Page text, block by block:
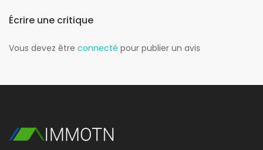
Écrire une critique
Vous devez être connecté pour publier un avis